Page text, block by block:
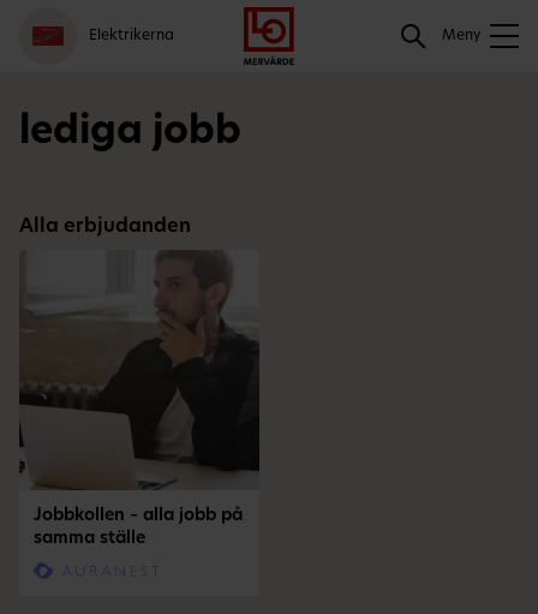
Gå
till
meny
Logga
in
Hoppa
till
innehåll
Elektrikerna Meny
Sök
lediga jobb
Alla erbjudanden
Jobbkollen – alla jobb på
samma ställe